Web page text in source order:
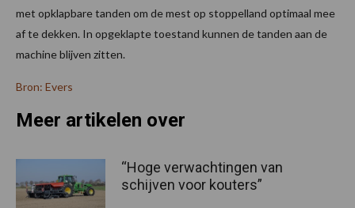
met opklapbare tanden om de mest op stoppelland optimaal mee
af te dekken. In opgeklapte toestand kunnen de tanden aan de
machine blijven zitten.
Bron: Evers
Meer artikelen over
“Hoge verwachtingen van
schijven voor kouters”